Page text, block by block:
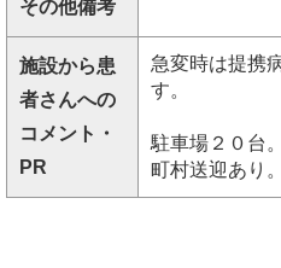
その他備考
施設から患
者さんへの
コメント・
PR
急変時は提携
す。
駐車場２０台
町村送迎あり。